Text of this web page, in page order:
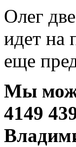
Олег
идет на
еще
Мы
4149